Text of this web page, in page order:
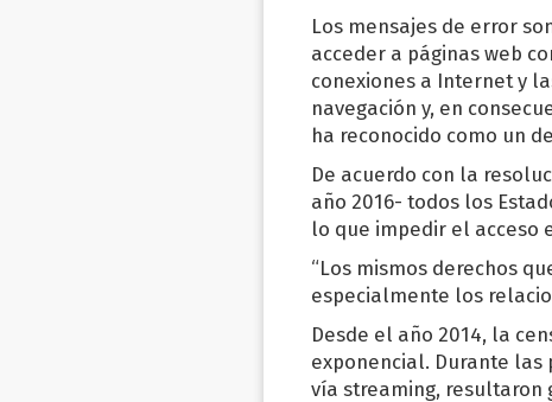
Los mensajes de error
acceder a páginas web
conexiones a Internet y
navegación y, en
ha reconocido como un
De acuerdo con la
año 2016- todos los
lo que impedir el acceso
“Los mismos derechos
especialmente los
Desde el año 2014, la
exponencial. Durante las
vía streaming, resultaron